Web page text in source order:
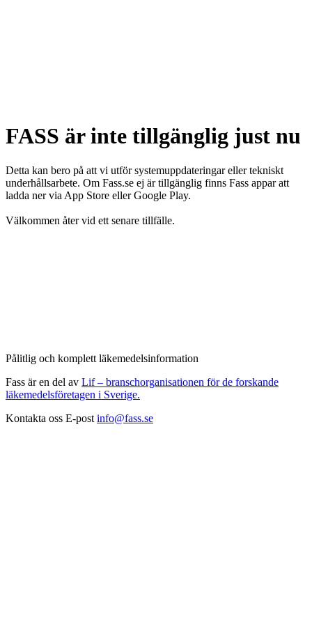
FASS är inte tillgänglig just nu
Detta kan bero på att vi utför systemuppdateringar eller tekniskt
underhållsarbete. Om Fass.se ej är tillgänglig finns Fass appar att
ladda ner via App Store eller Google Play.
Välkommen åter vid ett senare tillfälle.
Pålitlig och komplett läkemedelsinformation
Fass är en del av Lif – branschorganisationen för de forskande
läkemedelsföretagen i Sverige.
Kontakta oss E-post info@fass.se